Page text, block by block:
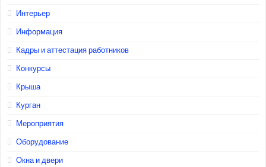
Интерьер
Информация
Кадры и аттестация работников
Конкурсы
Крыша
Курган
Мероприятия
Оборудование
Окна и двери